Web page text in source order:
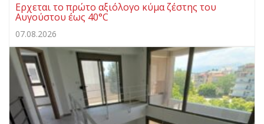
Ερχεται το πρώτο αξιόλογο κύμα ζέστης του
Αυγούστου έως 40°C
07.08.2026